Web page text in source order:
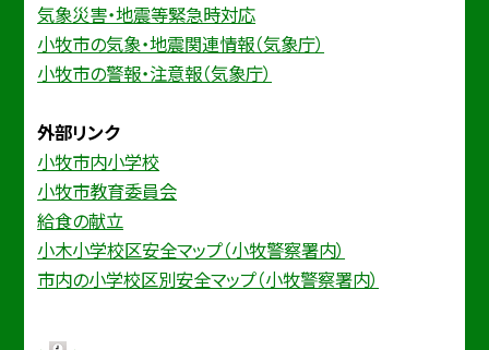
気象災害・地震等緊急時対応
小牧市の気象・地震関連情報（気象庁）
小牧市の警報・注意報（気象庁）
外部リンク
小牧市内小学校
小牧市教育委員会
給食の献立
小木小学校区安全マップ（小牧警察署内）
市内の小学校区別安全マップ（小牧警察署内）